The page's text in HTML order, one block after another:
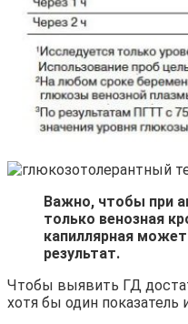
Важно, чтобы при
только венозная
капиллярная
результат.
Чтобы выявить ГД
хотя бы один показатель